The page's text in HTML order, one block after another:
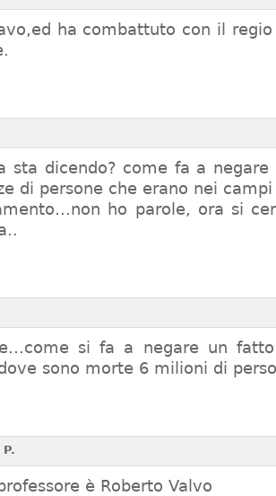
ha combattuto con il
sta dicendo? come fa a
di persone che erano nei campi
ho parole, ora si
si fa a negare un
sono morte 6 milioni di
è Roberto Valvo